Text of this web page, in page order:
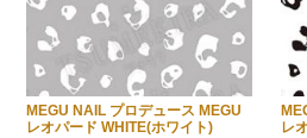
MEGU NAIL プロデュース MEGU
レオパード WHITE(ホワイト)
レ